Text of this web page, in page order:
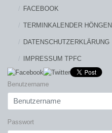
FACEBOOK
TERMINKALENDER HÖNGEN
DATENSCHUTZERKLÄRUNG
IMPRESSUM TPFC
Benutzername
Passwort